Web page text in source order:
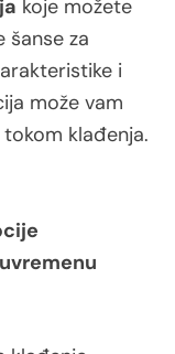
koje možete
šanse za
i
može vam
klađenja.